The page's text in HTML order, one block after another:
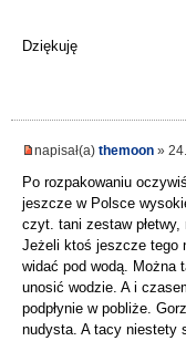
Dziękuję
napisał(a) themoon »
Po rozpakowaniu
jeszcze w Polsce
czyt. tani zestaw
Jeżeli ktoś jeszcze tego
widać pod wodą. Można
unosić wodzie. A i
podpłynie w pobliże.
nudysta. A tacy niestety